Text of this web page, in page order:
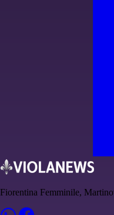
Fiorentina Femminile,